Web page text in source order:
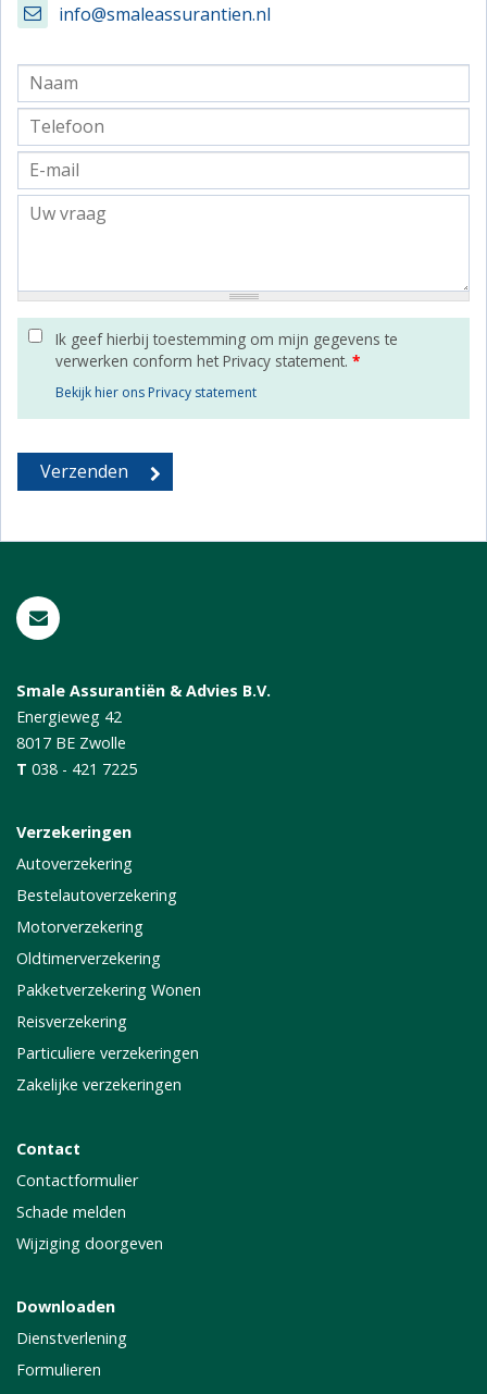
info@smaleassurantien.nl
Ik geef hierbij toestemming om mijn gegevens te
verwerken conform het Privacy statement. *
Bekijk hier ons Privacy statement
Smale Assurantiën & Advies B.V.
Energieweg 42
8017 BE Zwolle
T 038 - 421 7225
Verzekeringen
Autoverzekering
Bestelautoverzekering
Motorverzekering
Oldtimerverzekering
Pakketverzekering Wonen
Reisverzekering
Particuliere verzekeringen
Zakelijke verzekeringen
Contact
Contactformulier
Schade melden
Wijziging doorgeven
Downloaden
Dienstverlening
Formulieren